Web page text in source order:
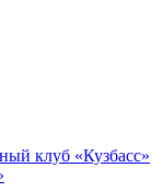
клуб «Кузбасс»